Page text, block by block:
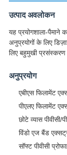
उत्पाद अवलोकन
यह प्रयोगशाला-पैमाने
अनुप्रयोगों के लिए
लिए बहुमुखी प्रसंस्करण
अनुप्रयोग
एबीएस फिलामेंट
पीएलए फिलामेंट
छोटे व्यास
विंडो एज बैंड
सॉफ्ट पीवीसी